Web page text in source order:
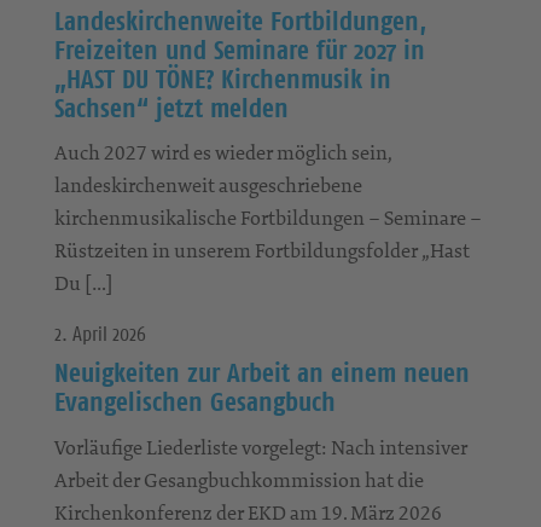
Landeskirchenweite Fortbildungen,
Freizeiten und Seminare für 2027 in
„HAST DU TÖNE? Kirchenmusik in
Sachsen“ jetzt melden
Auch 2027 wird es wieder möglich sein,
landeskirchenweit ausgeschriebene
kirchenmusikalische Fortbildungen – Seminare –
Rüstzeiten in unserem Fortbildungsfolder „Hast
Du […]
2. April 2026
Neuigkeiten zur Arbeit an einem neuen
Evangelischen Gesangbuch
Vorläufige Liederliste vorgelegt: Nach intensiver
Arbeit der Gesangbuchkommission hat die
Kirchenkonferenz der EKD am 19. März 2026